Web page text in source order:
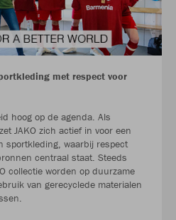
met respect voor
hoog op de agenda. Als
JAKO zich actief in voor een
sportkleding, waarbij respect
centraal staat. Steeds
collectie worden op duurzame
van gerecyclede materialen